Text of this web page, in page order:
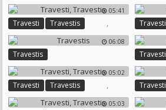
05:41
Travesti ,
Travestis Travesti
06:08
Travestis Travesti
05:02
Travesti ,
Travestis Travesti
05:03